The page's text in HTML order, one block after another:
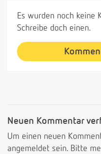
Es wurden noch keine
Schreibe doch einen.
Neuen Kommentar
Um einen neuen
angemeldet sein. Bitte